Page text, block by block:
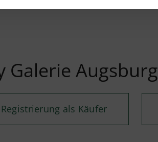
Galerie Augsburg
Registrierung als Käufer